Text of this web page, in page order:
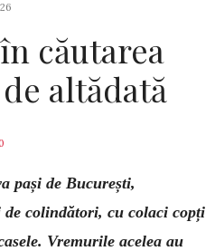
căutarea
altădată
pași de București,
colindători, cu colaci copți
Vremurile acelea au